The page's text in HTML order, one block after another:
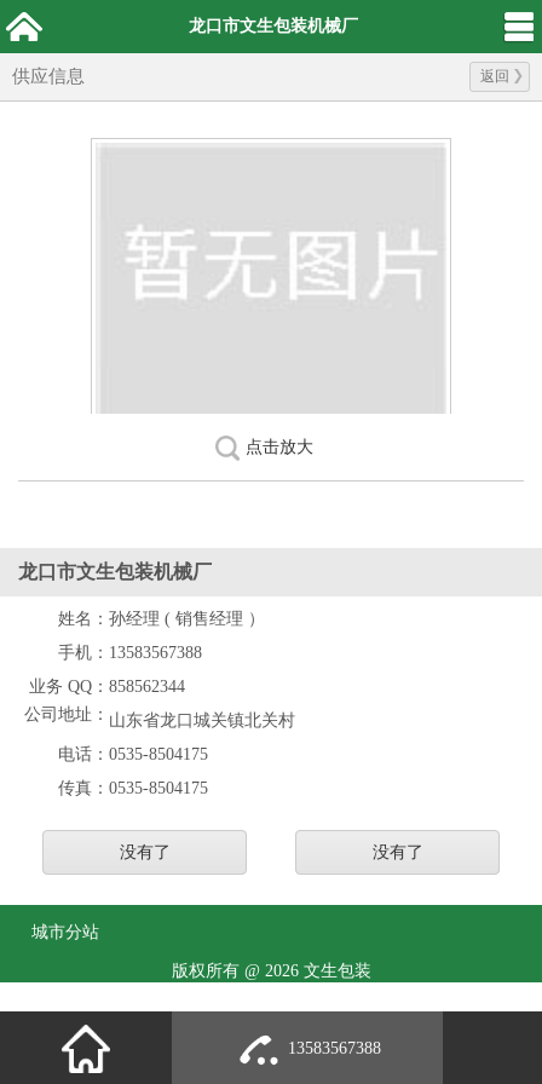
龙口市文生包装机械厂
供应信息 返回
点击放大
龙口市文生包装机械厂
姓名： 孙经理 ( 销售经理 ）
手机： 13583567388
业务 QQ： 858562344
公司地址： 山东省龙口城关镇北关村
电话： 0535-8504175
传真： 0535-8504175
没有了 没有了
城市分站
版权所有 @ 2026 文生包装
13583567388